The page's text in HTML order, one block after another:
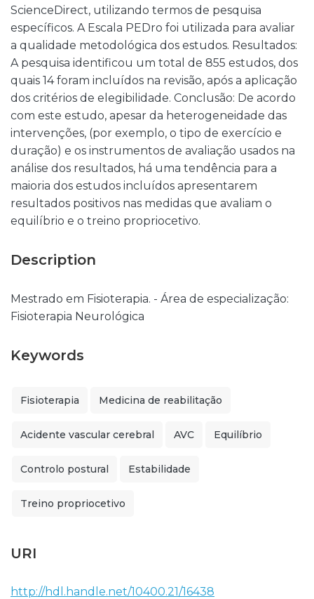
ScienceDirect, utilizando termos de pesquisa
específicos. A Escala PEDro foi utilizada para avaliar
a qualidade metodológica dos estudos. Resultados:
A pesquisa identificou um total de 855 estudos, dos
quais 14 foram incluídos na revisão, após a aplicação
dos critérios de elegibilidade. Conclusão: De acordo
com este estudo, apesar da heterogeneidade das
intervenções, (por exemplo, o tipo de exercício e
duração) e os instrumentos de avaliação usados na
análise dos resultados, há uma tendência para a
maioria dos estudos incluídos apresentarem
resultados positivos nas medidas que avaliam o
equilíbrio e o treino propriocetivo.
Description
Mestrado em Fisioterapia. - Área de especialização:
Fisioterapia Neurológica
Keywords
Fisioterapia Medicina de reabilitação
Acidente vascular cerebral AVC Equilíbrio
Controlo postural Estabilidade
Treino propriocetivo
URI
http://hdl.handle.net/10400.21/16438